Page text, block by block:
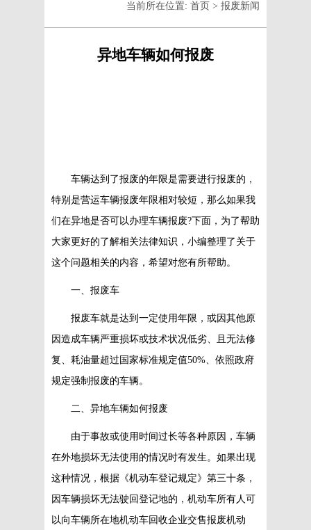
当前所在位置: 首页 > 报废新闻
异地车辆如何报废
车辆达到了报废的年限是需要进行报废的，
特别是营运车辆报废年限相对较短，那么如果我
们在异地是否可以办理车辆报废?下面，为了帮助
大家更好的了解相关法律知识，小编整理了关于
这个问题相关的内容，希望对您有所帮助。
一、报废车
报废车就是达到一定使用年限，或因其他原
因造成车辆严重损坏或技术状况低劣、且无法修
复、耗油量超过国家标准规定值50%、依照政府
规定强制报废的车辆。
二、异地车辆如何报废
由于事故或使用时间过长等各种原因，车辆
在外地损坏无法使用的情况时有发生。如果出现
这种情况，根据《机动车登记规定》第三十条，
因车辆损坏无法驶回登记地的，机动车所有人可
以向车辆所在地机动车回收企业交售报废机动